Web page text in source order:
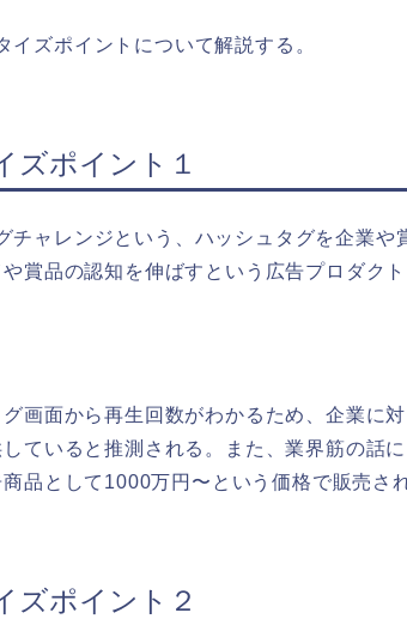
イズポイントについて解説する。
ズポイント１
チャレンジという、ハッシュタグを企業や
賞品の認知を伸ばすという広告プロダクト
画面から再生回数がわかるため、企業に
ていると推測される。また、業界筋の話
品として1000万円〜という価格で販売さ
ズポイント２